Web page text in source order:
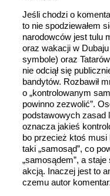
Jeśli chodzi o
to nie spodziewałem
narodowców jest tulu
oraz wakacji w Dubaju
symbole) oraz
nie odciął się
bandytów. Rozbawił
o „kontrolowanym
powinno zezwolić”.
podstawowych zasad
oznacza jakieś
bo przecież ktoś
taki „samosąd”, co
„samosądem”, a
akcją. Inaczej jest to
czemu autor